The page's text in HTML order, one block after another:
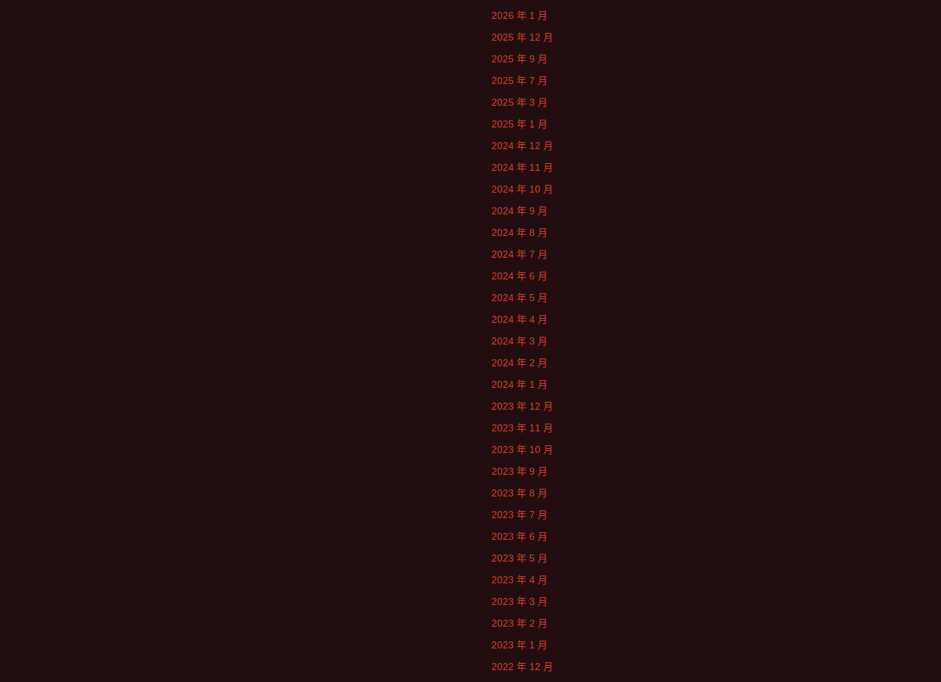
2026 年 1 月
2025 年 12 月
2025 年 9 月
2025 年 7 月
2025 年 3 月
2025 年 1 月
2024 年 12 月
2024 年 11 月
2024 年 10 月
2024 年 9 月
2024 年 8 月
2024 年 7 月
2024 年 6 月
2024 年 5 月
2024 年 4 月
2024 年 3 月
2024 年 2 月
2024 年 1 月
2023 年 12 月
2023 年 11 月
2023 年 10 月
2023 年 9 月
2023 年 8 月
2023 年 7 月
2023 年 6 月
2023 年 5 月
2023 年 4 月
2023 年 3 月
2023 年 2 月
2023 年 1 月
2022 年 12 月